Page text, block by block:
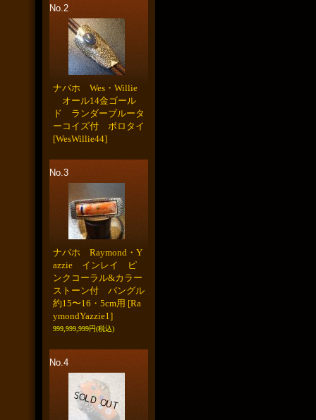
No.2
ナバホ Wes・Willie
オール14金ゴール
ド ランダーブルータ
ーコイズ付 ボロタイ
[WesWillie44]
No.3
ナバホ Raymond・Y
azzie インレイ ピ
ンクコーラル&カラー
ストーン付 バングル
約15〜16・5cm用 [Ra
ymondYazzie1]
999,999,999円(税込)
No.4